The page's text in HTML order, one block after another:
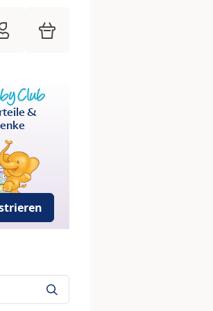
HiPP Mein Babyclub
Warenkorb
&